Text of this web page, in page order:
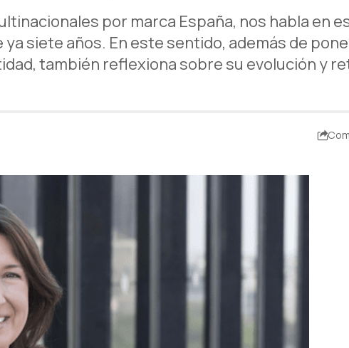
por marca España, nos habla en
siete años. En este sentido, además de
también reflexiona sobre su evolución y